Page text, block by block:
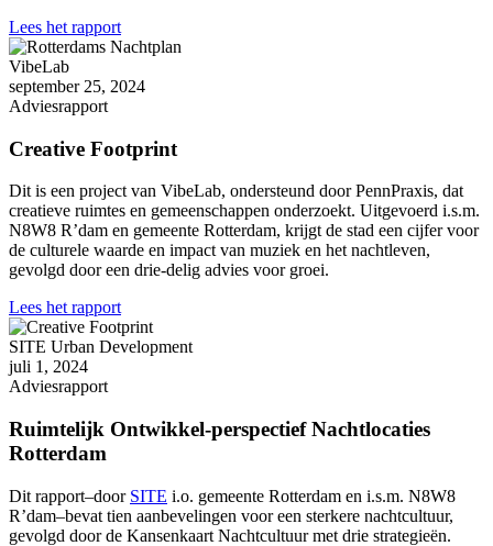
Lees het rapport
VibeLab
september 25, 2024
Adviesrapport
Creative Footprint
Dit is een project van VibeLab, ondersteund door PennPraxis, dat
creatieve ruimtes en gemeenschappen onderzoekt. Uitgevoerd i.s.m.
N8W8 R’dam en gemeente Rotterdam, krijgt de stad een cijfer voor
de culturele waarde en impact van muziek en het nachtleven,
gevolgd door een drie-delig advies voor groei.
Lees het rapport
SITE Urban Development
juli 1, 2024
Adviesrapport
Ruimtelijk Ontwikkel-perspectief Nachtlocaties
Rotterdam
Dit rapport–door SITE i.o. gemeente Rotterdam en i.s.m. N8W8
R’dam–bevat tien aanbevelingen voor een sterkere nachtcultuur,
gevolgd door de Kansenkaart Nachtcultuur met drie strategieën.